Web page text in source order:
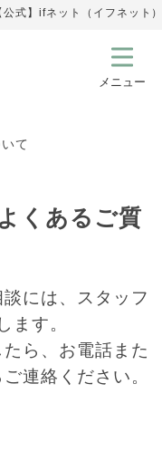
式】ifネット（イフネット
て
くあるご質
には、スタッフ
ます。
ら、お電話また
連絡ください。